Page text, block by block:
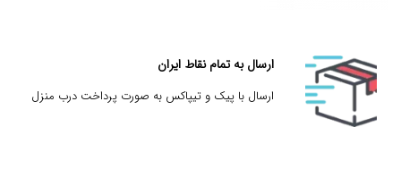
ارسال به تمام نقاط ایران
ارسال با پیک و تیپاکس به صورت پرداخت درب منزل